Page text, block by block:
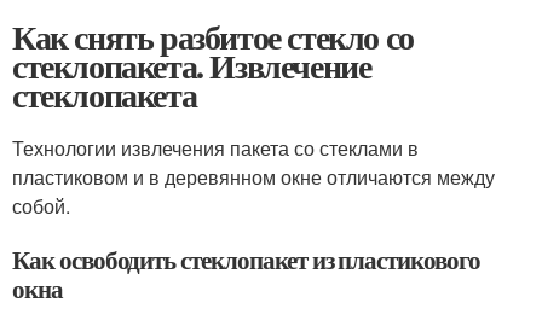
Как снять разбитое стекло со
стеклопакета. Извлечение
стеклопакета
Технологии извлечения пакета со стеклами в
пластиковом и в деревянном окне отличаются между
собой.
Как освободить стеклопакет из пластикового
окна